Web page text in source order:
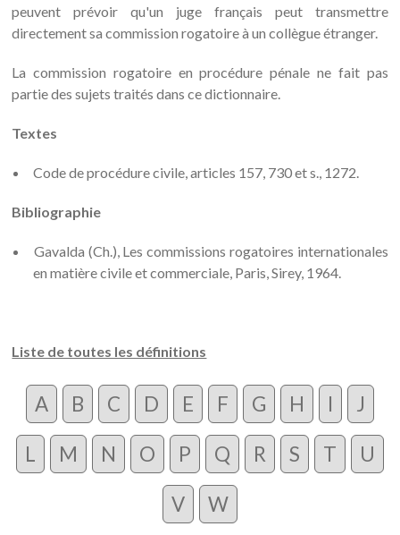
peuvent prévoir qu'un juge français peut transmettre
directement sa commission rogatoire à un collègue étranger.
La commission rogatoire en procédure pénale ne fait pas
partie des sujets traités dans ce dictionnaire.
Textes
Code de procédure civile, articles 157, 730 et s., 1272.
Bibliographie
Gavalda (Ch.), Les commissions rogatoires internationales
en matière civile et commerciale, Paris, Sirey, 1964.
Liste de toutes les définitions
A B C D E F G H I J
L M N O P Q R S T U
V W